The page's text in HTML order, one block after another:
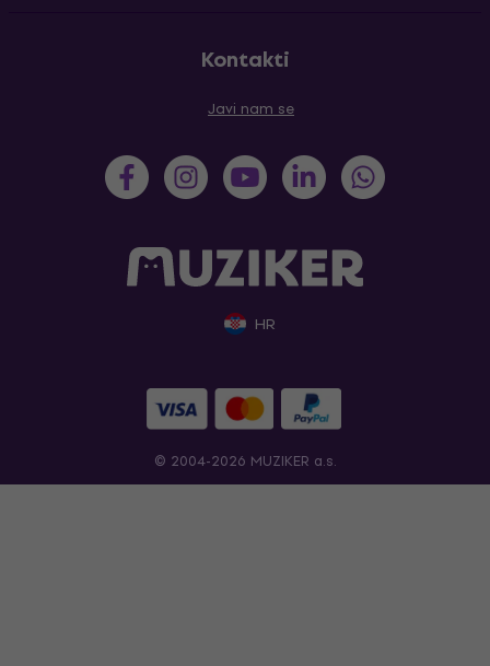
Kontakti
Javi nam se
HR
© 2004-2026 MUZIKER a.s.